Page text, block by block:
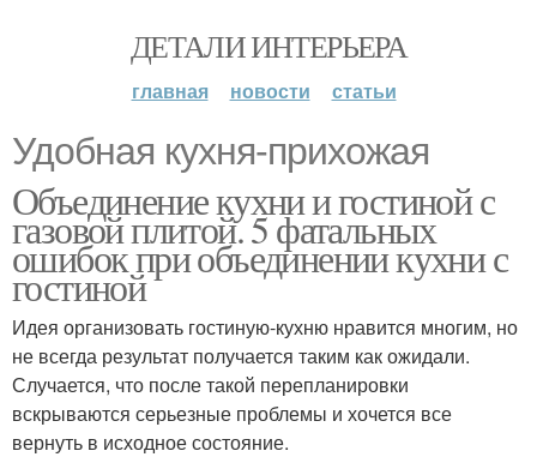
ДЕТАЛИ ИНТЕРЬЕРА
главная новости статьи
Удобная кухня-прихожая
Объединение кухни и гостиной с
газовой плитой. 5 фатальных
ошибок при объединении кухни с
гостиной
Идея организовать гостиную-кухню нравится многим, но
не всегда результат получается таким как ожидали.
Случается, что после такой перепланировки
вскрываются серьезные проблемы и хочется все
вернуть в исходное состояние.